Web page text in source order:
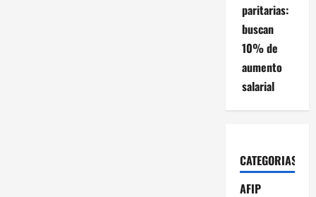
paritarias:
buscan
10% de
aumento
salarial
CATEGORIAS
AFIP